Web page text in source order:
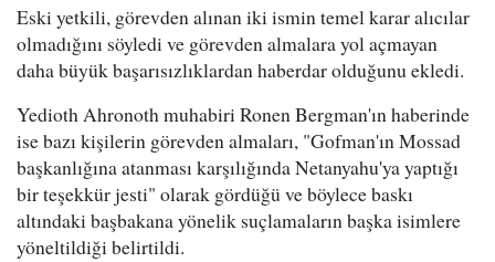
Eski yetkili, görevden alınan iki ismin temel karar alıcılar
olmadığını söyledi ve görevden almalara yol açmayan
daha büyük başarısızlıklardan haberdar olduğunu ekledi.
Yedioth Ahronoth muhabiri Ronen Bergman'ın haberinde
ise bazı kişilerin görevden almaları, "Gofman'ın Mossad
başkanlığına atanması karşılığında Netanyahu'ya yaptığı
bir teşekkür jesti" olarak gördüğü ve böylece baskı
altındaki başbakana yönelik suçlamaların başka isimlere
yöneltildiği belirtildi.